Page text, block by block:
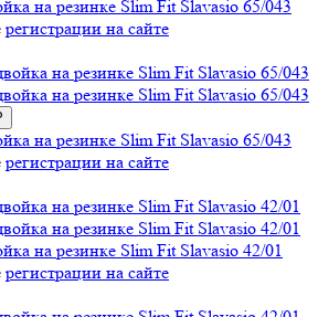
на резинке Slim Fit Slavasio 65/043
регистрации на сайте
на резинке Slim Fit Slavasio 65/043
регистрации на сайте
на резинке Slim Fit Slavasio 42/01
регистрации на сайте